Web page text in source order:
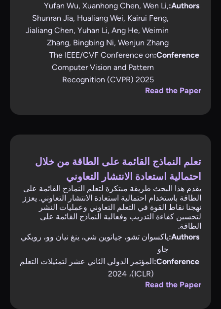
Authors:
Yufan Wu, Xuanhong Chen, Wen Li,
Shunran Jia, Hualiang Wei, Kairui Feng,
Jialiang Chen, Yuhan Li, Ang He, Weimin
Zhang, Bingbing Ni, Wenjun Zhang
Conference:
The IEEE/CVF Conference on
Computer Vision and Pattern
Recognition (CVPR) 2025
Read the Paper
تعلم النماذج القائمة على الطاقة من خلال
احتمالية استعادة الانتشار التعاوني
يقدم هذا البحث طريقة مبتكرة لتعلم النماذج القائمة على
الطاقة باستخدام احتمالية استعادة الانتشار التعاوني. يعزز
نهجنا نقاط القوة في التعلم التعاوني وعمليات النشر
لتحسين كفاءة التدريب وفعالية النماذج القائمة على
الطاقة.
Authors: ياكسوان تشو، جيانوين شي، ينغ نيان وو، رويكي
جاو
Conference: المؤتمر الدولي الثاني عشر لتمثيلات التعلم
(ICLR)، 2024
Read the Paper